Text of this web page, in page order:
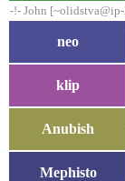
-!- John
neo
klip
Anubish
Mephisto